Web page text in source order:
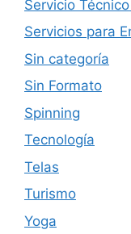
Servicio
Servicios para
Sin categoría
Sin Formato
Spinning
Tecnología
Telas
Turismo
Yoga